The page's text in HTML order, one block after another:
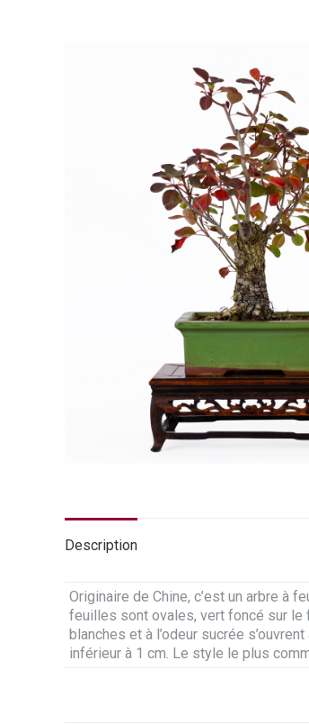
Description
Originaire de Chine, c’est un arbre à
feuilles sont ovales, vert foncé sur le
blanches et à l’odeur sucrée
inférieur à 1 cm. Le style le plus